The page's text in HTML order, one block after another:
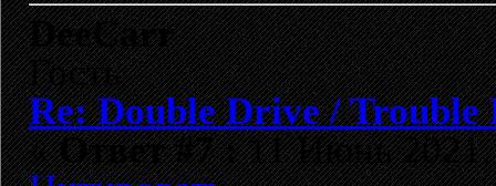
DeeCarr
Гость
Re: Double Drive / Trouble
«Ответ #7 :11 Июнь 2021,